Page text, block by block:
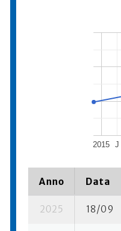
2015 J
Anno Data
2025 18/09